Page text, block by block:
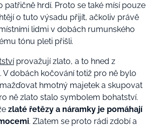
patřičně hrdí. Proto se také mísí pouze
o tuto výsadu přijít, ačkoliv právě
lidmi v dobách rumunského
tónu pleti přišli.
provažují zlato, a to hned z
V dobách kočování totiž pro ně bylo
hmotný majetek a skupovat
ně zlato stalo symbolem bohatství.
zlaté řetězy a náramky je pomáhají
. Zlatem se proto rádi zdobí a